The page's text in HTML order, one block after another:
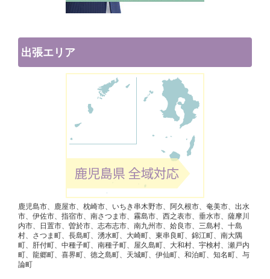
出張エリア
鹿児島市、鹿屋市、枕崎市、いちき串木野市、阿久根市、奄美市、出水
市、伊佐市、指宿市、南さつま市、霧島市、西之表市、垂水市、薩摩川
内市、日置市、曽於市、志布志市、南九州市、姶良市、三島村、十島
村、さつま町、長島町、湧水町、大崎町、東串良町、錦江町、南大隅
町、肝付町、中種子町、南種子町、屋久島町、大和村、宇検村、瀬戸内
町、龍郷町、喜界町、徳之島町、天城町、伊仙町、和泊町、知名町、与
論町